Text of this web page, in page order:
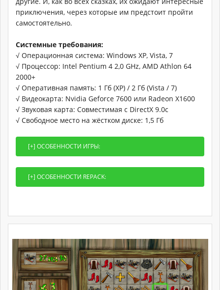
приключения, через которые им предстоит пройти
самостоятельно.
Системные требования:
√ Операционная система: Windows XP, Vista, 7
√ Процессор: Intel Pentium 4 2,0 GHz, AMD Athlon 64
2000+
√ Оперативная память: 1 Гб (XP) / 2 Гб (Vista / 7)
√ Видеокарта: Nvidia Geforce 7600 или Radeon Х1600
√ Звуковая карта: Совместимая с DirectX 9.0c
√ Свободное место на жёстком диске: 1,5 Гб